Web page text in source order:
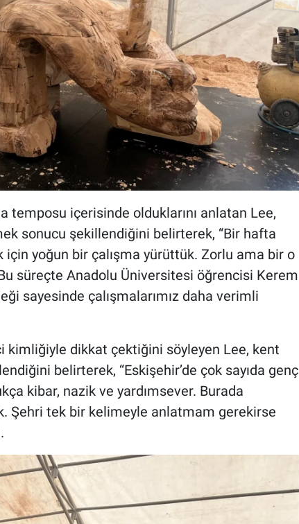
temposu içerisinde olduklarını anlatan Lee,
sonucu şekillendiğini belirterek, “Bir hafta
yoğun bir çalışma yürüttük. Zorlu ama bir o
süreçte Anadolu Üniversitesi öğrencisi Kerem
sayesinde çalışmalarımız daha verimli
kimliğiyle dikkat çektiğini söyleyen Lee, kent
belirterek, “Eskişehir’de çok sayıda genç
kibar, nazik ve yardımsever. Burada
Şehri tek bir kelimeyle anlatmam gerekirse